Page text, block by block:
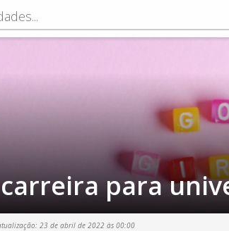
para
23 de abril de 2022 às 00:00